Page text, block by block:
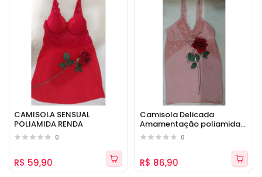
CAMISOLA SENSUAL
POLIAMIDA RENDA
0
R$ 59,90
Camisola Delicada
Amamentação poliamida
com renda0
R$ 86,90